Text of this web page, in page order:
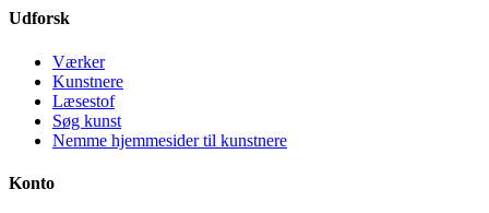
Udforsk
Værker
Kunstnere
Læsestof
Søg kunst
Nemme hjemmesider til kunstnere
Konto